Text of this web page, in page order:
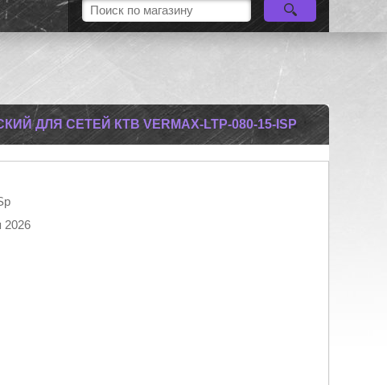
ДЛЯ СЕТЕЙ КТВ VERMAX-LTP-080-15-ISP
2026